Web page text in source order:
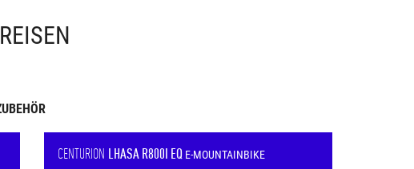
CENTURION LHASA R800I EQ E-MOUNTAINBIKE